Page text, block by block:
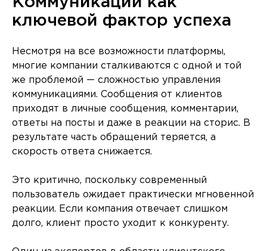
ключевой фактор успеха
Несмотря на все возможности платформы,
многие компании сталкиваются с одной и той
же проблемой — сложностью управления
коммуникациями. Сообщения от клиентов
приходят в личные сообщения, комментарии,
ответы на посты и даже в реакции на сторис. В
результате часть обращений теряется, а
скорость ответа снижается.
Это критично, поскольку современный
пользователь ожидает практически мгновенной
реакции. Если компания отвечает слишком
долго, клиент просто уходит к конкуренту.